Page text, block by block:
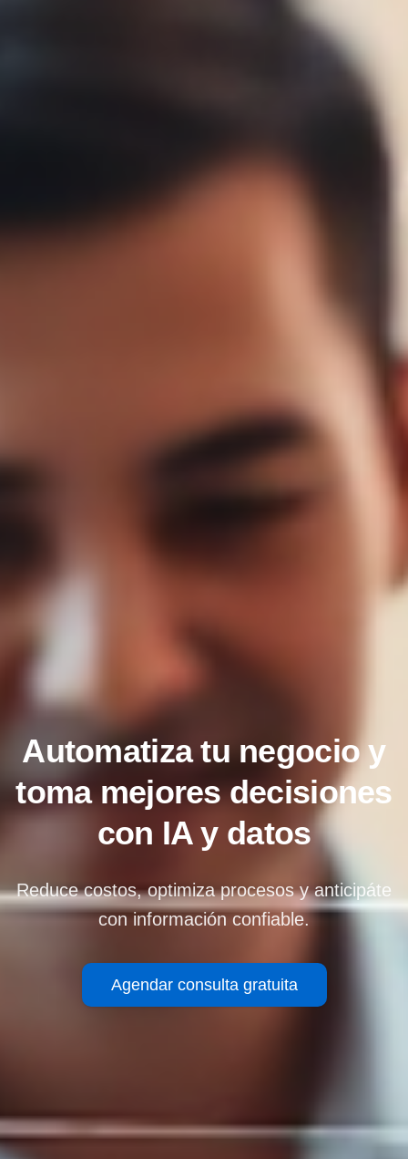
Automatiza tu negocio y
toma mejores decisiones
con IA y datos
Reduce costos, optimiza procesos y anticipáte
con información confiable.
Agendar consulta gratuita